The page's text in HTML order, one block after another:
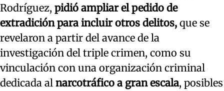
Rodríguez, pidió ampliar el pedido de
extradición para incluir otros delitos, que se
revelaron a partir del avance de la
investigación del triple crimen, como su
vinculación con una organización criminal
dedicada al narcotráfico a gran escala, posibles